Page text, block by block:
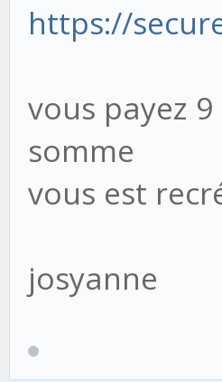
https://
vous payez
somme
vous est
josyanne